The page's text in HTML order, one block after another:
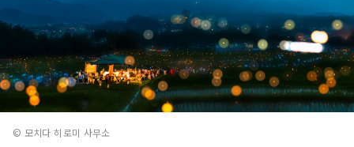
© 모치다 히로미 사무소